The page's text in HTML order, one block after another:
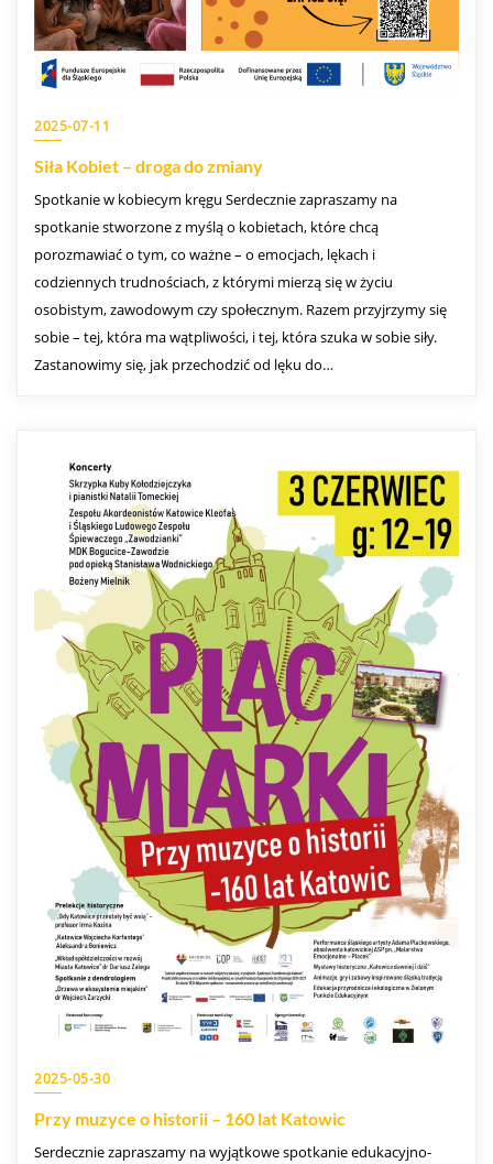
2025-07-11
Siła Kobiet – droga do zmiany
Spotkanie w kobiecym kręgu Serdecznie zapraszamy na
spotkanie stworzone z myślą o kobietach, które chcą
porozmawiać o tym, co ważne – o emocjach, lękach i
codziennych trudnościach, z którymi mierzą się w życiu
osobistym, zawodowym czy społecznym. Razem przyjrzymy się
sobie – tej, która ma wątpliwości, i tej, która szuka w sobie siły.
Zastanowimy się, jak przechodzić od lęku do…
2025-05-30
Przy muzyce o historii – 160 lat Katowic
Serdecznie zapraszamy na wyjątkowe spotkanie edukacyjno-